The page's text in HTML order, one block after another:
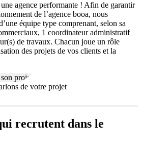
agence performante ! Afin de garantir
de l’agence booa, nous
équipe type comprenant, selon sa
1 coordinateur administratif
de travaux. Chacun joue un rôle
des projets de vos clients et la
de votre projet
recrutent dans le